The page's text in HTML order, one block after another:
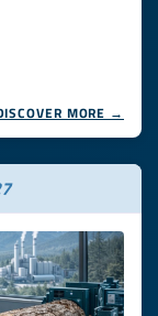
MORE →